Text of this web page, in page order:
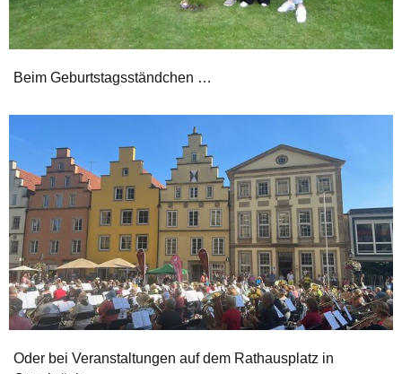
Beim Geburtstagsständchen …
Oder bei Veranstaltungen auf dem Rathausplatz in